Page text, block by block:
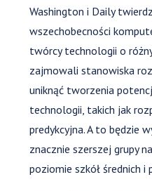
Washington i Daily
wszechobecności
twórcy technologii o
zajmowali stanowiska
uniknąć tworzenia
technologii, takich jak
predykcyjna. A to będzie
znacznie szerszej grupy
poziomie szkół średnich i